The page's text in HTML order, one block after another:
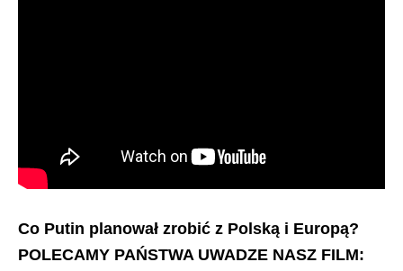
Co Putin planował zrobić z Polską i Europą?
POLECAMY PAŃSTWA UWADZE NASZ FILM: